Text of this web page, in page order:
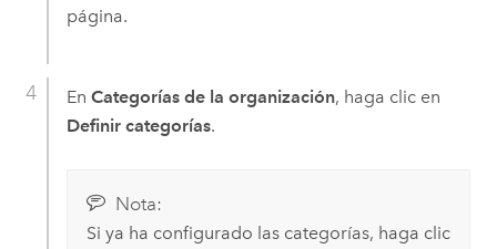
página.
En Categorías de la organización, haga clic en
Definir categorías.
Nota:
Si ya ha configurado las categorías, haga clic